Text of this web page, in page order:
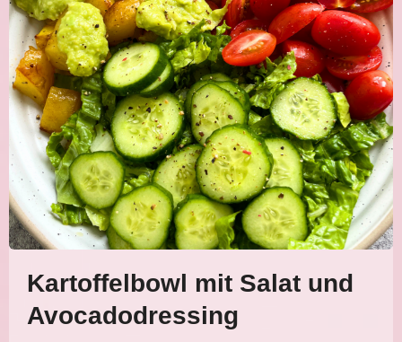
Kartoffelbowl mit Salat und
Avocadodressing